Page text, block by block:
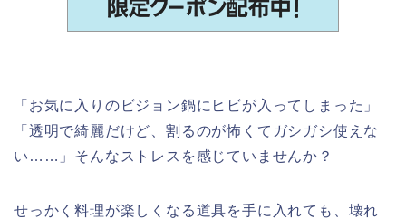
「お気に入りのビジョン鍋にヒビが入ってしまった」
「透明で綺麗だけど、割るのが怖くてガシガシ使えな
い……」そんなストレスを感じていませんか？
せっかく料理が楽しくなる道具を手に入れても、壊れ